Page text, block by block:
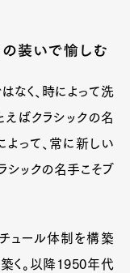
装いで愉しむ
なく、時によって洗
ばクラシックの名
って、常に新しい
シックの名手こそブ
ュール体制を構築
く。以降1950年代